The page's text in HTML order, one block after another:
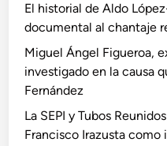
El historial de Aldo
documental al chantaje
Miguel Ángel Figueroa,
investigado en la causa
Fernández
La SEPI y Tubos
Francisco Irazusta como